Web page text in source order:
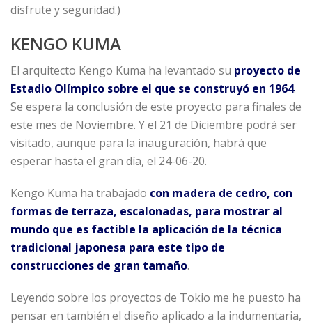
disfrute y seguridad.)
KENGO KUMA
El arquitecto Kengo Kuma ha levantado su proyecto de
Estadio Olímpico sobre el que se construyó en 1964.
Se espera la conclusión de este proyecto para finales de
este mes de Noviembre. Y el 21 de Diciembre podrá ser
visitado, aunque para la inauguración, habrá que
esperar hasta el gran día, el 24-06-20.
Kengo Kuma ha trabajado con madera de cedro, con
formas de terraza, escalonadas, para mostrar al
mundo que es factible la aplicación de la técnica
tradicional japonesa para este tipo de
construcciones de gran tamaño.
Leyendo sobre los proyectos de Tokio me he puesto ha
pensar en también el diseño aplicado a la indumentaria,